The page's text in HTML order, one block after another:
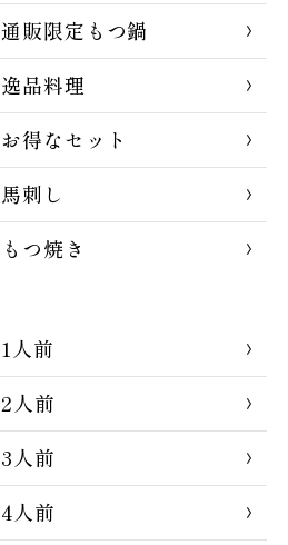
通販限定もつ鍋
逸品料理
お得なセット
馬刺し
もつ焼き
1人前
2人前
3人前
4人前